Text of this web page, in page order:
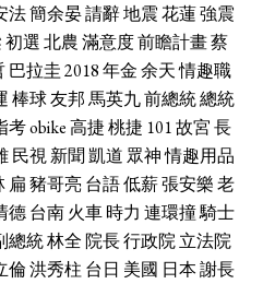
法簡余晏請辭地震花蓮強震
初選北農滿意度前瞻計畫蔡
巴拉圭2018年金余天情趣職
棒球友邦馬英九前總統總統
考obike高捷桃捷 101故宮長
民視新聞凱道 眾神情趣用品
扁豬哥亮台語低薪張安樂老
德台南火車時力 連環撞騎士
總統林全院長行政院立法院
倫洪秀柱 台日 美國 日本謝長